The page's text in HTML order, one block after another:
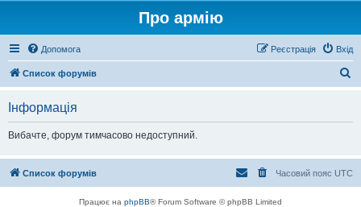
Про армію
Допомога Вхід
Реєстрація
Список форумів
Інформація
Вибачте, форум тимчасово недоступний.
Список форумів Часовий пояс UTC
Працює на phpBB® Forum Software © phpBB Limited